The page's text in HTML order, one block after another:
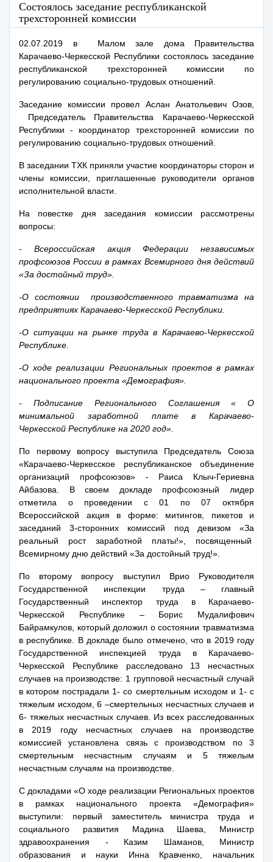
Состоялось заседание республиканской
трехсторонней комиссии
02.07.2019 в Малом зале дома Правительства
Карачаево-Черкесской Республики состоялось заседание
республиканской трехсторонней комиссии по
регулированию социально-трудовых отношений.
Заседание комиссии провел Аслан Анатольевич Озов,
Председатель Правительства Карачаево-Черкесской
Республики - координатор трехсторонней комиссии по
регулированию социально-трудовых отношений.
В заседании ТХК приняли участие координаторы сторон и
члены комиссии, приглашенные руководители органов
исполнительной власти.
На повестке дня заседания комиссии рассмотрены
вопросы:
- Всероссийская акция Федерации независимых
профсоюзов России в рамках Всемирного дня действий
«За достойный труд».
-О состоянии производственного травматизма на
предприятиях Карачаево-Черкесской Республики.
-О ситуации на рынке труда в Карачаево-Черкесской
Республике.
-О ходе реализации Региональных проектов в рамках
национального проекта «Демография».
- Подписание Регионального Соглашения « О
минимальной заработной плате в Карачаево-
Черкесской Республике на 2020 год».
По первому вопросу выступила Председатель Союза
«Карачаево-Черкесское республиканское объединение
организаций профсоюзов» -
Раиса Клыч-Гериевна
Айбазова. В своем докладе профсоюзный лидер
отметила о проведении с 01 по 07 октября
Всероссийской акция в форме: митингов, пикетов и
заседаний 3-сторонних комиссий под девизом «За
реальный рост заработной платы!», посвященный
Всемирному дню действий «За достойный труд!».
По второму вопросу выступил Врио Руководителя
Государственной инспекции труда – главный
Государственный инспектор труда в Карачаево-
Черкесской Республике – Борис Мудалифович
Байрамкулов, который доложил о состоянии травматизма
в республике. В докладе было отмечено, что в 2019 году
Государственной инспекцией труда в Карачаево-
Черкесской Республике расследовано 13 несчастных
случаев на производстве: 1 групповой несчастный случай
в котором пострадали 1- со смертельным исходом и 1- с
тяжелым исходом, 6 –смертельных несчастных случаев и
6- тяжелых несчастных случаев. Из всех расследованных
в 2019 году несчастных случаев на производстве
комиссией установлена связь с производством по 3
смертельным несчастным случаям и 5 тяжелым
несчастным случаям на производстве.
С докладами «О ходе реализации Региональных проектов
в рамках национального проекта «Демография»
выступили: первый заместитель министра труда и
социального развития Мадина Шаева, Министр
здравоохранения - Казим Шаманов, Министр
образования и науки Инна Кравченко, начальник